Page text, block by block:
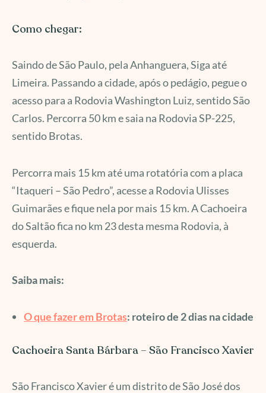
Como chegar:
Saindo de São Paulo, pela Anhanguera, Siga até
Limeira. Passando a cidade, após o pedágio, pegue o
acesso para a Rodovia Washington Luiz, sentido São
Carlos. Percorra 50 km e saia na Rodovia SP-225,
sentido Brotas.
Percorra mais 15 km até uma rotatória com a placa
“Itaqueri – São Pedro”, acesse a Rodovia Ulisses
Guimarães e fique nela por mais 15 km. A Cachoeira
do Saltão fica no km 23 desta mesma Rodovia, à
esquerda.
Saiba mais:
O que fazer em Brotas: roteiro de 2 dias na cidade
Cachoeira Santa Bárbara – São Francisco Xavier
São Francisco Xavier é um distrito de São José dos